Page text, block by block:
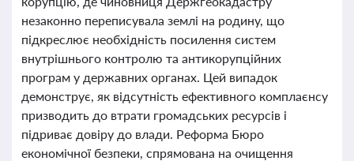
незаконно переписувала землі на родину, що
підкреслює необхідність посилення систем
внутрішнього контролю та антикорупційних
програм у державних органах. Цей випадок
демонструє, як відсутність ефективного комплаєнсу
призводить до втрати громадських ресурсів і
підриває довіру до влади. Реформа Бюро
економічної безпеки, спрямована на очищення